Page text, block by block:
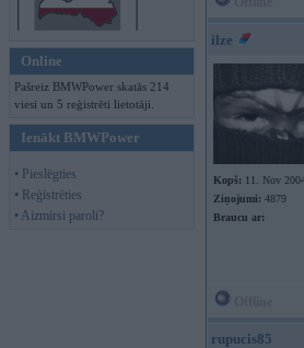
Online
Pašreiz BMWPower skatās 214
viesi un 5 reģistrēti lietotāji.
Ienākt BMWPower
• Pieslēgties
• Reģistrēties
• Aizmirsi paroli?
ilze
Kopš: 11. Nov
Ziņojumi: 4879
Braucu ar:
rupucis85